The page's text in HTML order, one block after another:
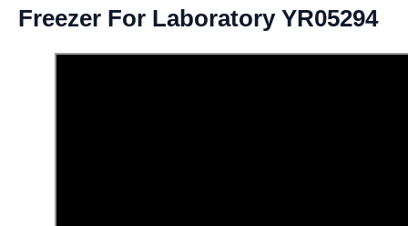
Freezer For Laboratory YR05294